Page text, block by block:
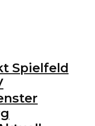
Spielfeld